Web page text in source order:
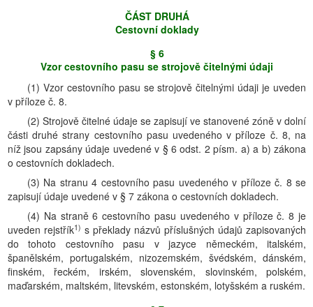
ČÁST DRUHÁ
Cestovní doklady
§ 6
Vzor cestovního pasu se strojově čitelnými údaji
(1) Vzor cestovního pasu se strojově čitelnými údaji je uveden
v příloze č. 8.
(2) Strojově čitelné údaje se zapisují ve stanovené zóně v dolní
části druhé strany cestovního pasu uvedeného v příloze č. 8, na
níž jsou zapsány údaje uvedené v § 6 odst. 2 písm. a) a b) zákona
o cestovních dokladech.
(3) Na stranu 4 cestovního pasu uvedeného v příloze č. 8 se
zapisují údaje uvedené v § 7 zákona o cestovních dokladech.
(4) Na straně 6 cestovního pasu uvedeného v příloze č. 8 je
uveden rejstřík1) s překlady názvů příslušných údajů zapisovaných
do tohoto cestovního pasu v jazyce německém, italském,
španělském, portugalském, nizozemském, švédském, dánském,
finském, řeckém, irském, slovenském, slovinském, polském,
maďarském, maltském, litevském, estonském, lotyšském a ruském.